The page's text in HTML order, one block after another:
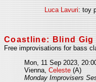
Luca Lavuri: toy
Coastline: Blind Gig
Free improvisations for bass
Mon, 11 Sep 2023,
Vienna, Celeste (A)
Monday Improvisers